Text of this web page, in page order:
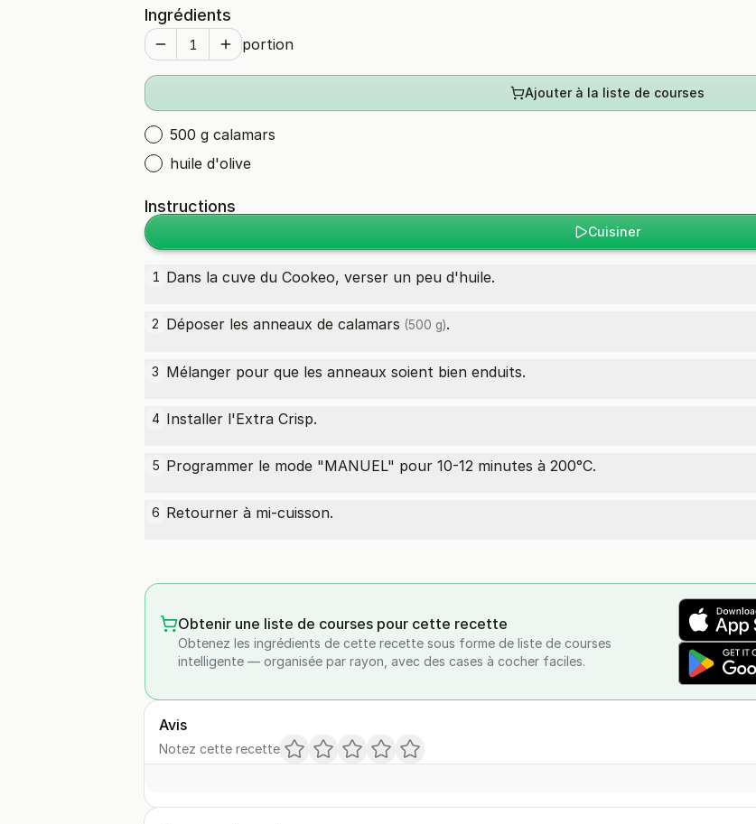
Ingrédients
portion
Ajouter à la liste de courses
500 g calamars
huile d'olive
Instructions
Cuisiner
1 Dans la cuve du Cookeo, verser un peu d'huile.
2 Déposer les anneaux de calamars (500 g).
3 Mélanger pour que les anneaux soient bien enduits.
4 Installer l'Extra Crisp.
5 Programmer le mode "MANUEL" pour 10-12 minutes à 200°C.
6 Retourner à mi-cuisson.
Obtenir une liste de courses pour cette recette
Obtenez les ingrédients de cette recette sous forme de liste de courses
intelligente — organisée par rayon, avec des cases à cocher faciles.
Avis
Notez cette recette